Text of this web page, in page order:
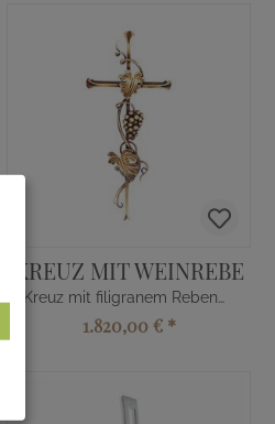
KREUZ MIT WEINREBE
Kreuz mit filigranem Rebenmotiv
1.820,00 € *